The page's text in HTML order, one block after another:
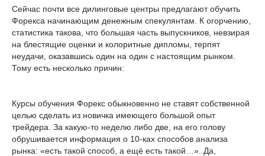
Сейчас почти все дилинговые центры предлагают обучить
Форекса начинающим денежным спекулянтам. К огорчению,
статистика такова, что большая часть выпускников, невзирая
на блестящие оценки и колоритные дипломы, терпят
неудачи, оказавшись один на один с настоящим рынком.
Тому есть несколько причин:
Курсы обучения Форекс обыкновенно не ставят собственной
целью сделать из новичка имеющего большой опыт
трейдера. За какую-то неделю либо две, на его голову
обрушивается информация о 10-ках способов анализа
рынка: «есть такой способ, а ещё есть такой…». Да,